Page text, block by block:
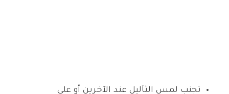
تجنب لمس الثآليل عند الآخرين أو على